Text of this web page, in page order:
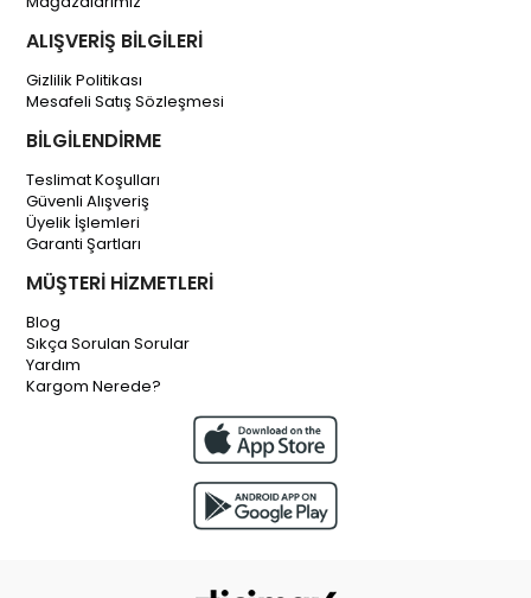
ALIŞVERİŞ BİLGİLERİ
Gizlilik Politikası
Mesafeli Satış Sözleşmesi
BİLGİLENDİRME
Teslimat Koşulları
Güvenli Alışveriş
Üyelik İşlemleri
Garanti Şartları
MÜŞTERİ HİZMETLERİ
Blog
Sıkça Sorulan Sorular
Yardım
Kargom Nerede?